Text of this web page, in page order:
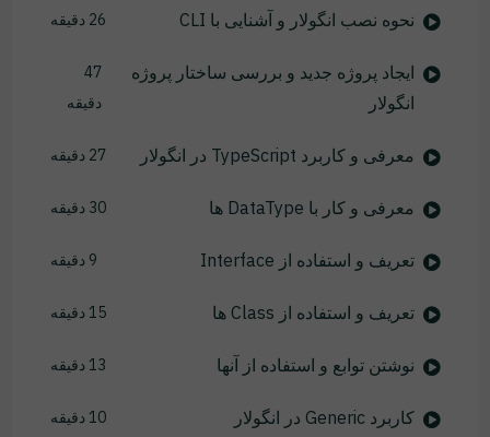
نحوه نصب انگولار و آشنایی با CLI 26 دقیقه
ایجاد پروژه جدید و بررسی ساختار پروژه
انگولار
47
دقیقه
معرفی و کاربرد TypeScript در انگولار 27 دقیقه
معرفی و کار با DataType ها 30 دقیقه
تعریف و استفاده از Interface 9 دقیقه
تعریف و استفاده از Class ها 15 دقیقه
نوشتن توابع و استفاده از آنها 13 دقیقه
کاربرد Generic در انگولار 10 دقیقه